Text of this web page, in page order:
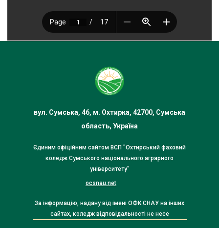
вул. Сумська, 46, м. Охтирка, 42700, Сумська
область, Україна
Єдиним офіційним сайтом ВСП "Охтирський фаховий
коледж Сумського національного аграрного
університету"
ocsnau.net
За інформацію, надану від імені ОФК СНАУ на інших
сайтах, коледж відповідальності не несе